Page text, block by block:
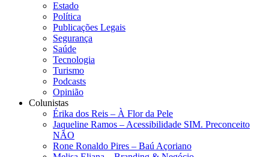
Estado
Política
Publicações Legais
Segurança
Saúde
Tecnologia
Turismo
Podcasts
Opinião
Colunistas
Érika dos Reis​ – À Flor da Pele
Jaqueline Ramos – Acessibilidade SIM. Preconceito
NÃO
Rone Ronaldo Pires – Baú Açoriano